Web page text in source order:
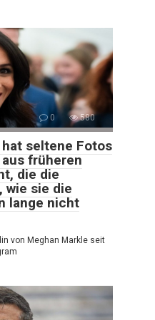
0 580
seltene Fotos
früheren
die die
wie sie die
lange nicht
von Meghan Markle seit